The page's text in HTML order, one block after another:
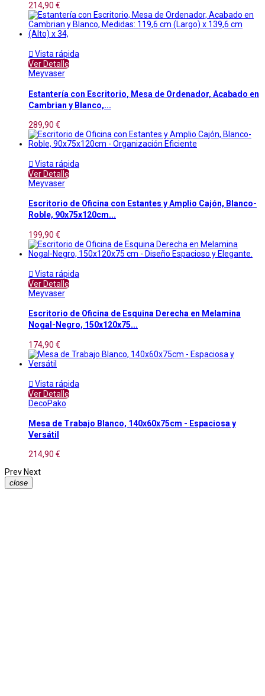
214,90 €
 Vista rápida
Ver Detalle
Meyvaser
Estantería con Escritorio, Mesa de Ordenador, Acabado en
Cambrian y Blanco,...
289,90 €
 Vista rápida
Ver Detalle
Meyvaser
Escritorio de Oficina con Estantes y Amplio Cajón, Blanco-
Roble, 90x75x120cm...
199,90 €
 Vista rápida
Ver Detalle
Meyvaser
Escritorio de Oficina de Esquina Derecha en Melamina
Nogal-Negro, 150x120x75...
174,90 €
 Vista rápida
Ver Detalle
DecoPako
Mesa de Trabajo Blanco, 140x60x75cm - Espaciosa y
Versátil
214,90 €
Prev Next
close